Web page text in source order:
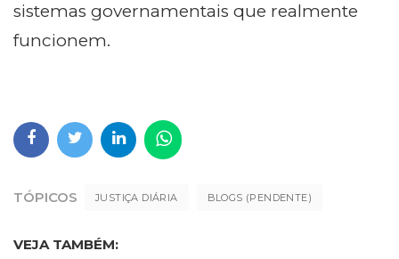
sistemas governamentais que realmente
funcionem.
TÓPICOS JUSTIÇA DIÁRIA BLOGS (PENDENTE)
VEJA TAMBÉM: